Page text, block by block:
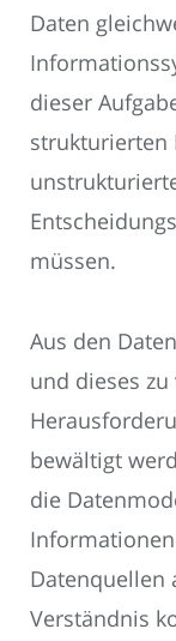
Daten
dieser
strukturierten
müssen.
Aus den
und dieses
bewältigt
die
Datenquellen
Verständnis